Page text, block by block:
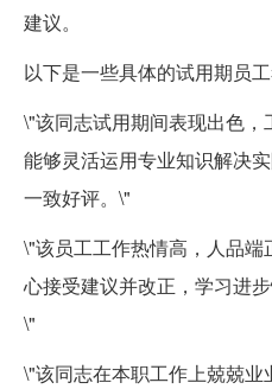
建议。
以下是一些具体的试用期员
\"该同志试用期间表现出色，
能够灵活运用专业知识解决
一致好评。\"
\"该员工工作热情高，人品
心接受建议并改正，学习进
\"
\"该同志在本职工作上兢兢